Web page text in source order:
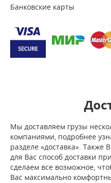
Банковские карты
Мы доставляем грузы
компаниями, подробнее
разделе «доставка». Также
для Вас способ доставки
сделаем все возможное,
Вас максимально